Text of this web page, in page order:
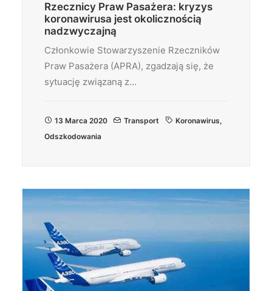
Rzecznicy Praw Pasażera: kryzys
koronawirusa jest okolicznością
nadzwyczajną
Członkowie Stowarzyszenie Rzeczników
Praw Pasażera (APRA), zgadzają się, że
sytuację związaną z…
13 Marca 2020 Transport Koronawirus,
Odszkodowania